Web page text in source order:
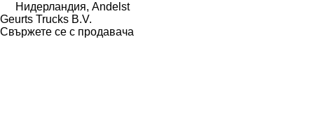
Нидерландия, Andelst
Geurts Trucks B.V.
Свържете се с продавача